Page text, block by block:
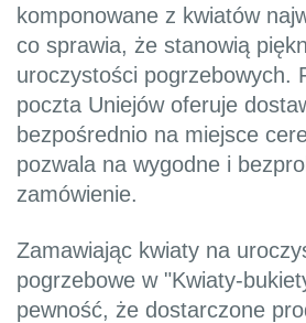
komponowane z kwiatów
co sprawia, że stanowią
uroczystości pogrzebowych.
poczta Uniejów oferuje
bezpośrednio na miejsce
pozwala na wygodne i
zamówienie.
Zamawiając kwiaty na
pogrzebowe w "Kwiaty-
pewność, że dostarczone